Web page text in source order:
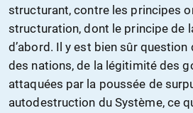
structurant, contre les principes
structuration, dont le principe de
d’abord. Il y est bien sûr question
des nations, de la légitimité des
attaquées par la poussée de
autodestruction du Système, ce